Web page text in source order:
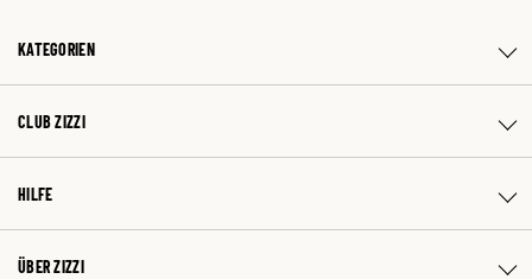
KATEGORIEN
CLUB ZIZZI
HILFE
ÜBER ZIZZI